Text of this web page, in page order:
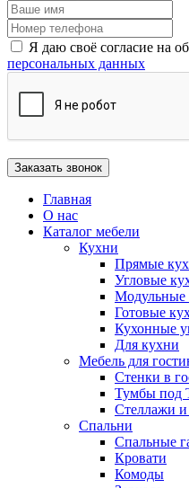
Я даю своё согласие на
персональных данных
Главная
О нас
Каталог мебели
Кухни
Прямые
Угловые
Модульные
Готовые
Кухонные
Для кухни
Мебель для
Стенки в
Тумбы под
Стеллажи
Спальни
Спальные
Кровати
Комоды